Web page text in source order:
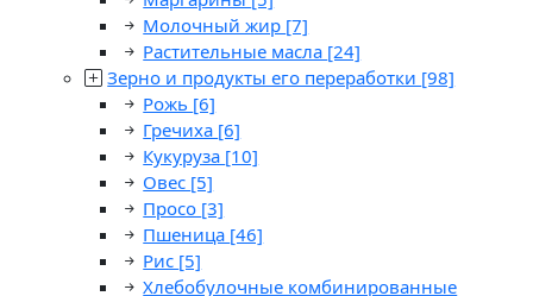
Молочный жир [7]
Растительные масла [24]
Зерно и продукты его переработки [98]
Рожь [6]
Гречиха [6]
Кукуруза [10]
Овес [5]
Просо [3]
Пшеница [46]
Рис [5]
Хлебобулочные комбинированные